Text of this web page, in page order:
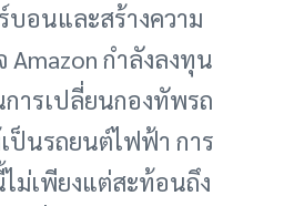
บอนและสร้างความ
Amazon กำลังลงทุน
ารเปลี่ยนกองทัพรถ
ป็นรถยนต์ไฟฟ้า การ
ม่เพียงแต่สะท้อนถึง